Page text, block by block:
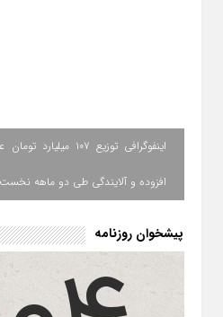
اینفوگرافی توزیع ۱۰۷
افزوده و آلایندگی طی دو ماهه نخست ۱۴۰۵ در استان ایلام
پیشخوان روزنامه